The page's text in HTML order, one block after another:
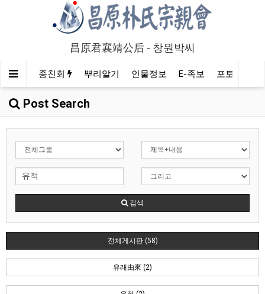
昌原君襄靖公后 - 창원박씨
종친회 뿌리알기 인물정보 E-족보 포토/영상
Post Search
검색
전체게시판 (58)
유래由來 (2)